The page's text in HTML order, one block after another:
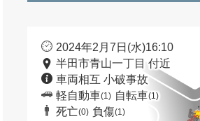
2024年2月7日(水)16:10
半田市青山一丁目 付近
車両相互 小破事故
軽自動車(1) 自転車(1)
死亡(0) 負傷(1)